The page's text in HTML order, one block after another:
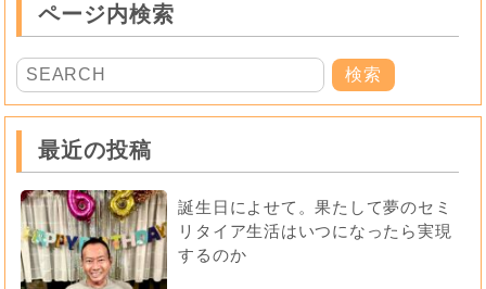
ページ内検索
最近の投稿
誕生日によせて。果たして夢のセミ
リタイア生活はいつになったら実現
するのか